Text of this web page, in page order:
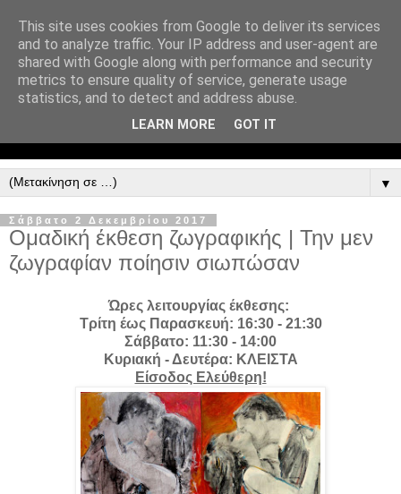
▼
Σάββατο 2 Δεκεμβρίου 2017
Ομαδική έκθεση ζωγραφικής | Την μεν
ζωγραφίαν ποίησιν σιωπώσαν
Ώρες λειτουργίας έκθεσης:
Τρίτη έως Παρασκευή: 16:30 - 21:30
Σάββατο: 11:30 - 14:00
Κυριακή - Δευτέρα: ΚΛΕΙΣΤΑ
Είσοδος Ελεύθερη!
This site uses cookies from Google to deliver its services
and to analyze traffic. Your IP address and user-agent are
shared with Google along with performance and security
metrics to ensure quality of service, generate usage
statistics, and to detect and address abuse.
LEARN MORE GOT IT